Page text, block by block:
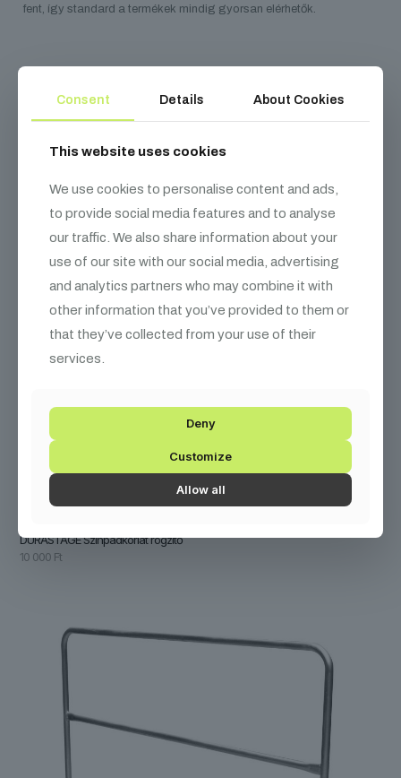
fent, így standard a termékek mindig gyorsan elérhetők.
Kapcsolódótermékek
DURASTAGE Színpadkorlát rögzítő
10 000 Ft
Consent Details About Cookies
This website uses cookies
We use cookies to personalise content and ads,
to provide social media features and to analyse
our traffic. We also share information about your
use of our site with our social media, advertising
and analytics partners who may combine it with
other information that you’ve provided to them or
that they’ve collected from your use of their
services.
Deny
Customize
Allow all